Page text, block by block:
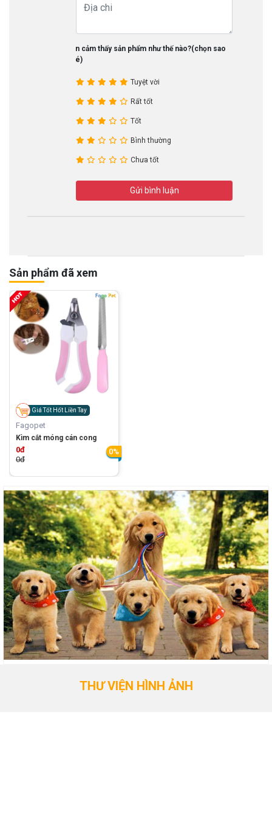
Bạn cảm thấy sản phẩm như thế nào?(chọn sao
nhé)
Tuyệt vời
Rất tốt
Tốt
Bình thường
Chưa tốt
Gửi bình luận
Sản phẩm đã xem
Giá Tốt Hốt Liền Tay
Fagopet
Kìm cắt móng cán cong
0đ
0đ
0%
THƯ VIỆN HÌNH ẢNH